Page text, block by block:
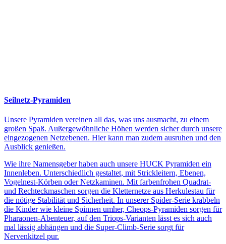
Seilnetz-Pyramiden
Unsere Pyramiden vereinen all das, was uns ausmacht, zu einem
großen Spaß. Außergewöhnliche Höhen werden sicher durch unsere
eingezogenen Netzebenen. Hier kann man zudem ausruhen und den
Ausblick genießen.
Wie ihre Namensgeber haben auch unsere HUCK Pyramiden ein
Innenleben. Unterschiedlich gestaltet, mit Strickleitern, Ebenen,
Vogelnest-Körben oder Netzkaminen. Mit farbenfrohen Quadrat-
und Rechteckmaschen sorgen die Kletternetze aus Herkulestau für
die nötige Stabilität und Sicherheit. In unserer Spider-Serie krabbeln
die Kinder wie kleine Spinnen umher, Cheops-Pyramiden sorgen für
Pharaonen-Abenteuer, auf den Triops-Varianten lässt es sich auch
mal lässig abhängen und die Super-Climb-Serie sorgt für
Nervenkitzel pur.